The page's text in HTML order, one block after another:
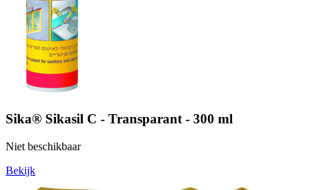
Sika® Sikasil C - Transparant - 300 ml
Niet beschikbaar
Bekijk